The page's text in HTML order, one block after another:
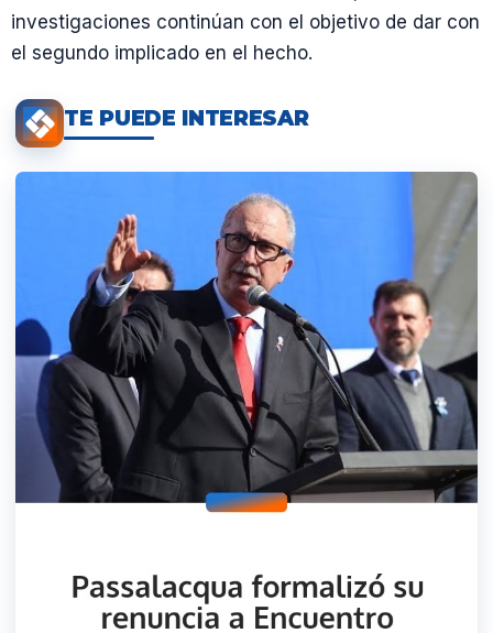
investigaciones continúan con el objetivo de dar con
el segundo implicado en el hecho.
TE PUEDE INTERESAR